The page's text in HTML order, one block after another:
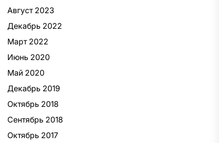
Август 2023
Декабрь 2022
Март 2022
Июнь 2020
Май 2020
Декабрь 2019
Октябрь 2018
Сентябрь 2018
Октябрь 2017